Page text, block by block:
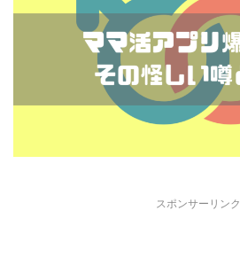
スポンサーリンク